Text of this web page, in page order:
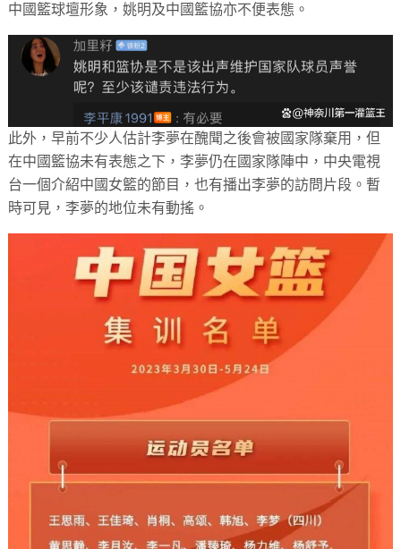
中國籃球壇形象，姚明及中國籃協亦不便表態。
此外，早前不少人估計李夢在醜聞之後會被國家隊棄用，但
在中國籃協未有表態之下，李夢仍在國家隊陣中，中央電視
台一個介紹中國女籃的節目，也有播出李夢的訪問片段。暫
時可見，李夢的地位未有動搖。